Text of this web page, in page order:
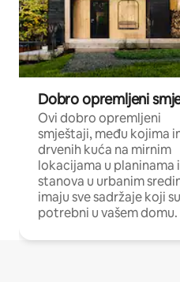
Dobro opremljeni
Ovi dobro opremljeni
smještaji, među kojima
drvenih kuća na mirnim
lokacijama u planinama i
stanova u urbanim
imaju sve sadržaje koji
potrebni u vašem domu.